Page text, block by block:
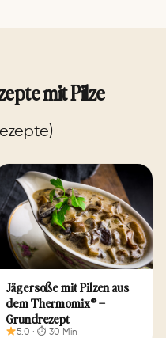
mit Pilze
Jägersoße mit Pilzen aus
dem Thermomix® –
Grundrezept
5.0 · ⏱ 30 Min